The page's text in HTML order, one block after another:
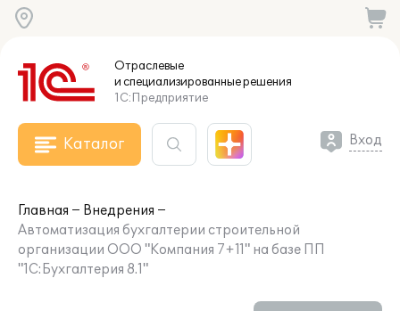
Отраслевые
и специализированныерешения
1С:Предприятие
Каталог Вход
Главная
Внедрения
Автоматизация бухгалтерии строительной
организации ООО "Компания 7+11" на базе ПП
"1С:Бухгалтерия 8.1"